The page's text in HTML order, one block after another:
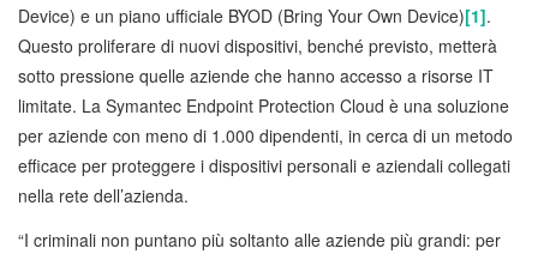
Device) e un piano ufficiale BYOD (Bring Your Own Device)[1].
Questo proliferare di nuovi dispositivi, benché previsto, metterà
sotto pressione quelle aziende che hanno accesso a risorse IT
limitate. La Symantec Endpoint Protection Cloud è una soluzione
per aziende con meno di 1.000 dipendenti, in cerca di un metodo
efficace per proteggere i dispositivi personali e aziendali collegati
nella rete dell’azienda.
“I criminali non puntano più soltanto alle aziende più grandi: per